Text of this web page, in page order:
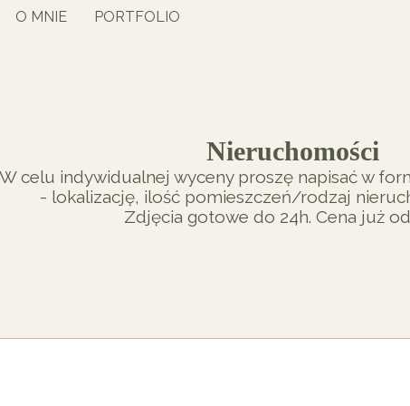
O MNIE PORTFOLIO
Nieruchomości
W celu indywidualnej wyceny proszę napisać w
- lokalizację, ilość pomieszczeń/rodzaj
Zdjęcia gotowe do 24h. Cena już od